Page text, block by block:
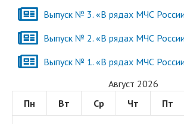
Выпуск № 3. «В рядах МЧС
Выпуск № 2. «В рядах МЧС
Выпуск № 1. «В рядах МЧС
Август 2026
Пн
Вт Ср Чт Пт